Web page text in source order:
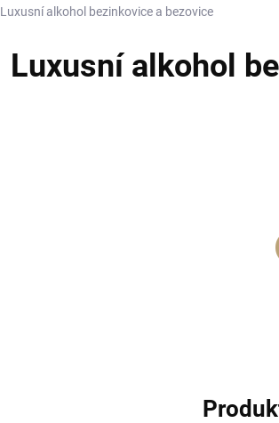
Luxusní alkohol bezinkovice a bezovice
Luxusní alkohol